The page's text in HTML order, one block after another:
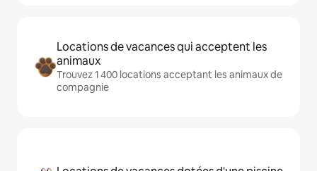
Locations de vacances qui acceptent les
animaux
Trouvez 1 400 locations acceptant les animaux de
compagnie